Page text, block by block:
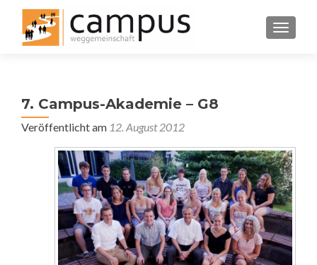
7. Campus-Akademie – G8
Veröffentlicht am 12. August 2012